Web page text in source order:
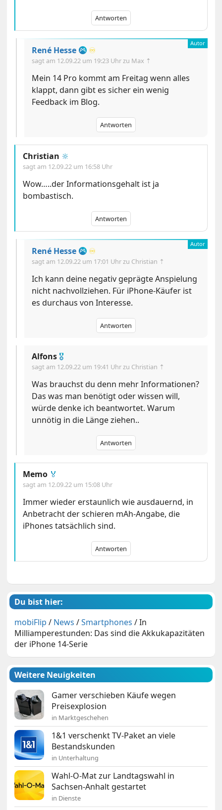
Antworten
René Hesse ♾️
sagt am 12.09.22 um 19:23 Uhrzu Max ⇡
Mein 14 Pro kommt am Freitag wenn alles
klappt, dann gibt es sicher ein wenig
Feedback im Blog.
Antworten
Christian 🔆
sagt am 12.09.22 um 16:58 Uhr
Wow…..der Informationsgehalt ist ja
bombastisch.
Antworten
René Hesse ♾️
sagt am 12.09.22 um 17:01 Uhrzu Christian ⇡
Ich kann deine negativ geprägte Anspielung
nicht nachvollziehen. Für iPhone-Käufer ist
es durchaus von Interesse.
Antworten
Alfons 🎖
sagt am 12.09.22 um 19:41 Uhrzu Christian ⇡
Was brauchst du denn mehr Informationen?
Das was man benötigt oder wissen will,
würde denke ich beantwortet. Warum
unnötig in die Länge ziehen..
Antworten
Memo 🏅
sagt am 12.09.22 um 15:08 Uhr
Immer wieder erstaunlich wie ausdauernd, in
Anbetracht der schieren mAh-Angabe, die
iPhones tatsächlich sind.
Antworten
Du bist hier:
mobiFlip / News /Smartphones /In
Milliamperestunden: Das sind die Akkukapazitäten
der iPhone 14-Serie
Weitere Neuigkeiten
Gamer verschieben Käufe wegen
Preisexplosion
in Marktgeschehen
1&1 verschenkt TV-Paket an viele
Bestandskunden
in Unterhaltung
Wahl-O-Mat zur Landtagswahl in
Sachsen-Anhalt gestartet
in Dienste